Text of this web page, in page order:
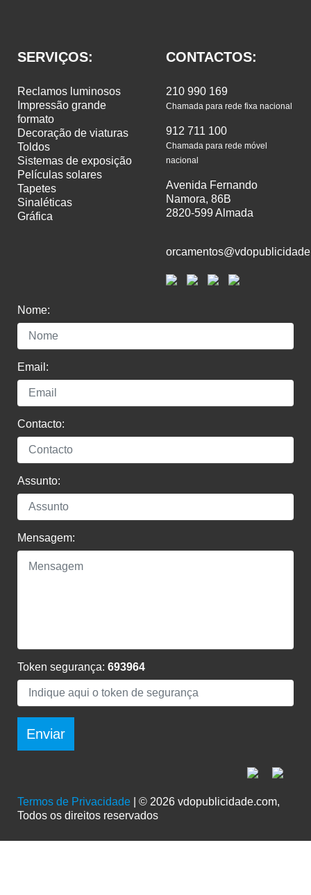
SERVIÇOS:
reclamos luminosos
formato
decoração de viaturas
toldos
sistemas de exposição
películas solares
tapetes
sinaléticas
gráfica
CONTACTOS:
210 990 169
Chamada para rede fixa nacional
912 711 100
Chamada para rede móvel
nacional
Avenida Fernando
Namora, 86B
2820-599 Almada
Nome:
Email:
Contacto:
Assunto:
Mensagem:
Token segurança: 693964
Enviar
Termos de Privacidade | © 2026 vdopublicidade.com,
Todos os direitos reservados